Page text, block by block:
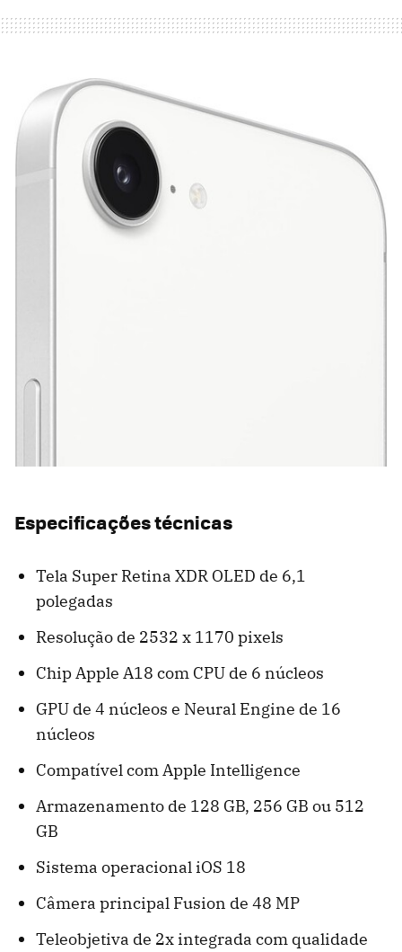
Especificações técnicas
Tela Super Retina XDR OLED de 6,1
polegadas
Resolução de 2532 x 1170 pixels
Chip Apple A18 com CPU de 6 núcleos
GPU de 4 núcleos e Neural Engine de 16
núcleos
Compatível com Apple Intelligence
Armazenamento de 128 GB, 256 GB ou 512
GB
Sistema operacional iOS 18
Câmera principal Fusion de 48 MP
Teleobjetiva de 2x integrada com qualidade